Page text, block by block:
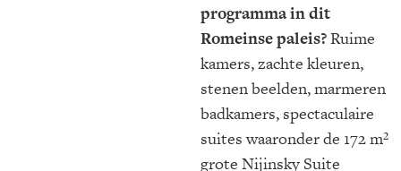
programma in dit
Romeinse paleis?Ruime
kamers, zachte kleuren,
stenen beelden, marmeren
badkamers, spectaculaire
suites waaronder de 172 m²
grote Nijinsky Suite